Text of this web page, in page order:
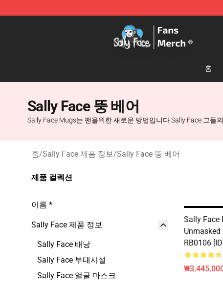
Sally Face Store - Official Sally Face Merchandise Shop
홈
Sally Face 뚱 베어
Sally Face Mugs는 팬을위한 새로운 방법입니다 Sally Face 그들
홈/Sally Face 제품 정보/Sally Face 뚱 베어
제품 컬렉션
이름 *
Sally Face 제품 정보
Sally Face 배낭
Sally Face 부대시설
Sally Face 얼굴 마스크
Sally Face
RB0106